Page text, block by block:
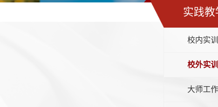
实践教
校内实
校外实
大师工